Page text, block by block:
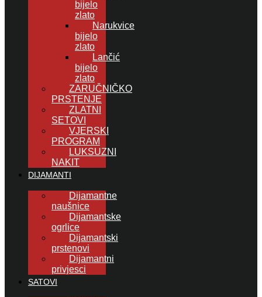
bijelo
zlato
Narukvice
bijelo
zlato
Lančić
bijelo
zlato
ZARUČNIČKO
PRSTENJE
ZLATNI
SETOVI
VJERSKI
PROGRAM
LUKSUZNI
NAKIT
DIJAMANTI
Dijamantne
naušnice
Dijamantske
ogrlice
Dijamantski
prstenovi
Dijamantni
privjesci
SATOVI